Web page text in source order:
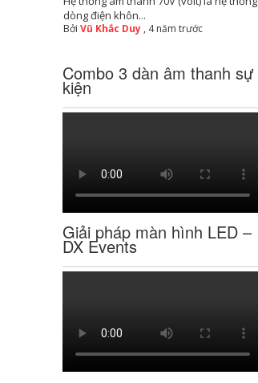
dòng điện khôn...
BởiVũ Khắc Duy , 4 năm trước
Combo 3 dàn âm thanh sự
kiện
Giải pháp màn hình LED –
DX Events